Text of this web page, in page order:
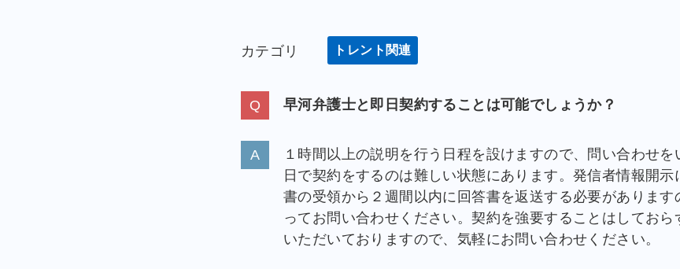
カテゴリ トレント関連
早河弁護士と即日契約することは可能でしょうか？
１時間以上の説明を行う日程を設けますので、問い合わせを
日で契約をするのは難しい状態にあります。発信者情報開示
書の受領から２週間以内に回答書を返送する必要があります
ってお問い合わせください。契約を強要することはしておら
いただいておりますので、気軽にお問い合わせください。